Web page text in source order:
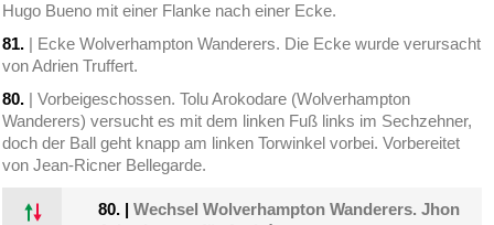
Hugo Bueno mit einer Flanke nach einer Ecke.
81. | Ecke Wolverhampton Wanderers. Die Ecke wurde verursacht
von Adrien Truffert.
80. | Vorbeigeschossen. Tolu Arokodare (Wolverhampton
Wanderers) versucht es mit dem linken Fuß links im Sechzehner,
doch der Ball geht knapp am linken Torwinkel vorbei. Vorbereitet
von Jean-Ricner Bellegarde.
80. |Wechsel Wolverhampton Wanderers. Jhon